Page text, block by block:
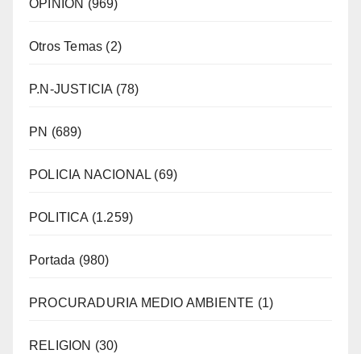
OPINION (969)
Otros Temas (2)
P.N-JUSTICIA (78)
PN (689)
POLICIA NACIONAL (69)
POLITICA (1.259)
Portada (980)
PROCURADURIA MEDIO AMBIENTE (1)
RELIGION (30)